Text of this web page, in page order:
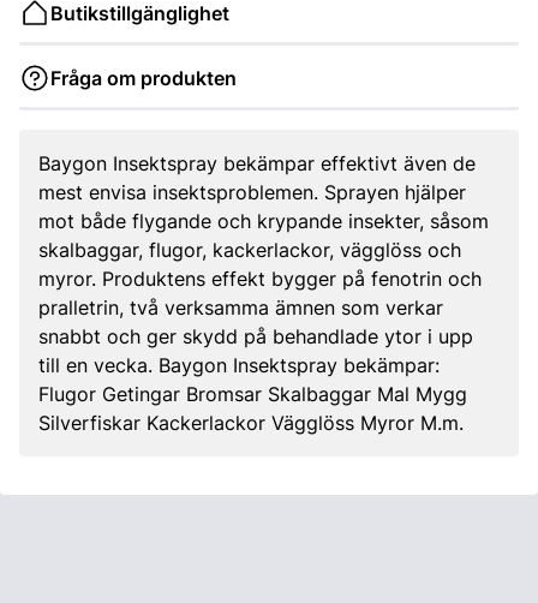
Butikstillgänglighet
Fråga om produkten
Baygon Insektspray bekämpar effektivt även de
mest envisa insektsproblemen. Sprayen hjälper
mot både flygande och krypande insekter, såsom
skalbaggar, flugor, kackerlackor, vägglöss och
myror. Produktens effekt bygger på fenotrin och
pralletrin, två verksamma ämnen som verkar
snabbt och ger skydd på behandlade ytor i upp
till en vecka. Baygon Insektspray bekämpar:
Flugor Getingar Bromsar Skalbaggar Mal Mygg
Silverfiskar Kackerlackor Vägglöss Myror M.m.